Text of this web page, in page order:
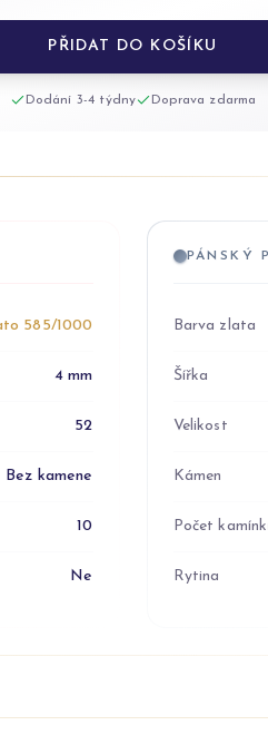
PŘIDAT DO KOŠÍKU
Dodání 3-4 týdny Doprava zdarma
585/1000
4 mm
52
Bez kamene
10
Ne
PÁNSKÝ
Barva zlata
Šířka
Velikost
Kámen
Počet
Rytina